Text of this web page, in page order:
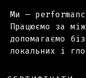
Ми —
Працюємо за
допомагаємо
локальних і